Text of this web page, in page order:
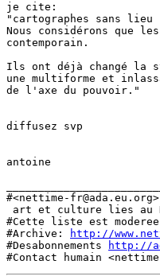
je cite:
"cartographes sans lieu
Nous considérons que
contemporain.
Ils ont déjà changé la
une multiforme et
de l'axe du pouvoir."
diffusez svp
antoine
#<nettime-
art et culture lies au
#Cette liste est
#Archive:
http://
#Desabonnements
http://